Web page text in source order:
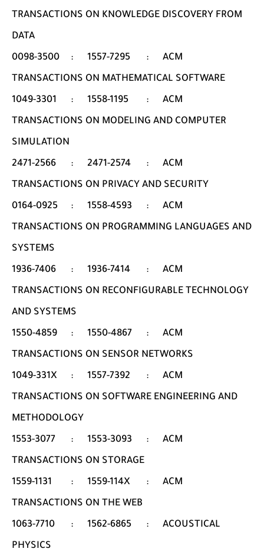
TRANSACTIONS ON KNOWLEDGE DISCOVERY FROM
DATA
0098-3500
: 1557-7295 :
ACM
TRANSACTIONS ON MATHEMATICAL SOFTWARE
1049-3301
: 1558-1195 :
ACM
TRANSACTIONS ON MODELING AND COMPUTER
SIMULATION
2471-2566
: 2471-2574 :
ACM
TRANSACTIONS ON PRIVACY AND SECURITY
0164-0925
: 1558-4593 :
ACM
TRANSACTIONS ON PROGRAMMING LANGUAGES AND
SYSTEMS
1936-7406
: 1936-7414 :
ACM
TRANSACTIONS ON RECONFIGURABLE TECHNOLOGY
AND SYSTEMS
1550-4859
: 1550-4867 :
ACM
TRANSACTIONS ON SENSOR NETWORKS
1049-331X
: 1557-7392 :
ACM
TRANSACTIONS ON SOFTWARE ENGINEERING AND
METHODOLOGY
1553-3077
: 1553-3093 :
ACM
TRANSACTIONS ON STORAGE
1559-1131
: 1559-114X :
ACM
TRANSACTIONS ON THE WEB
1063-7710
: 1562-6865 :
ACOUSTICAL
PHYSICS